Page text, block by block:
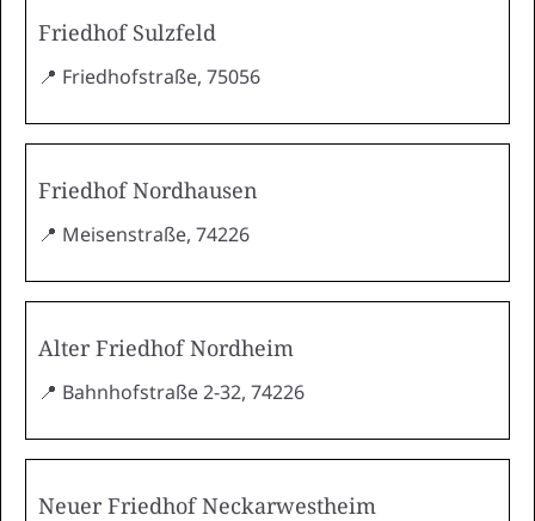
Friedhof Sulzfeld
📍 Friedhofstraße, 75056
Friedhof Nordhausen
📍 Meisenstraße, 74226
Alter Friedhof Nordheim
📍 Bahnhofstraße 2-32, 74226
Neuer Friedhof Neckarwestheim